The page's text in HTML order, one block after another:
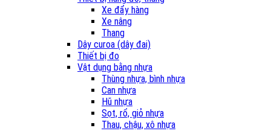
Xe đẩy hàng
Xe nâng
Thang
Dây curoa (dây đai)
Thiết bị đo
Vật dụng bằng nhựa
Thùng nhựa, bình nhựa
Can nhựa
Hũ nhựa
Sọt, rổ, giỏ nhựa
Thau, chậu, xô nhựa